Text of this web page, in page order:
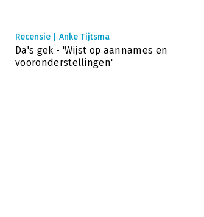
Recensie | Anke Tijtsma
Da's gek - 'Wijst op aannames en
vooronderstellingen'